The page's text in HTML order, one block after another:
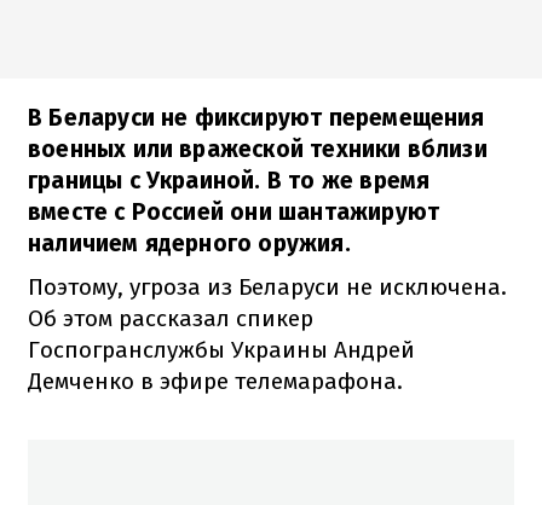
В Беларуси не фиксируют перемещения
военных или вражеской техники вблизи
границы с Украиной. В то же время
вместе с Россией они шантажируют
наличием ядерного оружия.
Поэтому, угроза из Беларуси не исключена.
Об этом рассказал спикер
Госпогранслужбы Украины Андрей
Демченко в эфире телемарафона.